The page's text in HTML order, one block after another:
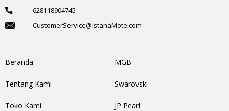
628118904745
CustomerService@IstanaMote.com
Beranda
Tentang Kami
Toko Kami
MGB
Swarovski
JP Pearl